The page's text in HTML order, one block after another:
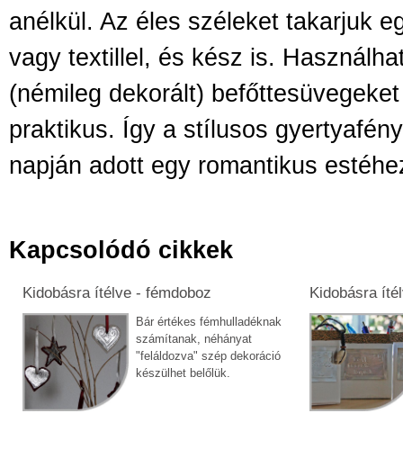
anélkül. Az éles széleket takarjuk
vagy textillel, és kész is.
(némileg dekorált)
praktikus. Így a stílusos
napján adott egy romantikus
Kapcsolódó cikkek
Kidobásra ítélve - fémdoboz
Bár értékes fémhulladéknak
számítanak, néhányat
"feláldozva" szép dekoráció
készülhet belőlük.
Kidobásra